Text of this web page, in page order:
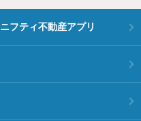
ニフティ不動産アプリ